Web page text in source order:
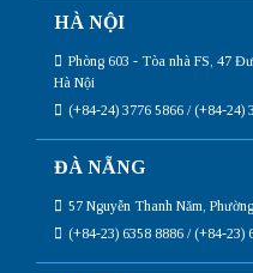
HÀ NỘI
Phòng 603 - Tòa nhà FS, 47
Hà Nội
(+84-24) 3776 5866 / (+84-24)
ĐÀ NẴNG
57 Nguyễn Thanh Năm,
(+84-23) 6358 8886 / (+84-23)